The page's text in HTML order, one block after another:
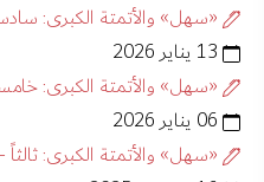
«سهل» والأتمتة الكبرى: سادساً —
«سهل» والأتمتة الكبرى:
«سهل» والأتمتة الكبرى: